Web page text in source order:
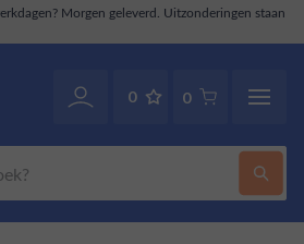
Uitzonderingen staan
0 0